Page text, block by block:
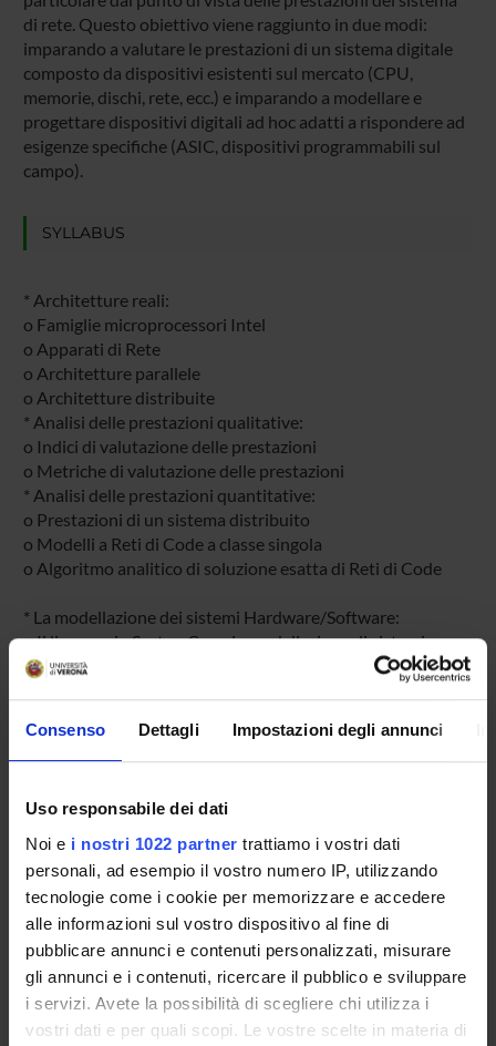
Consenso Dettagli Impostazioni degli annunci
Uso responsabile dei dati
Noi e i nostri 1022 partner trattiamo i vostri dati
personali, ad esempio il vostro numero IP, utilizzando
tecnologie come i cookie per memorizzare e accedere
alle informazioni sul vostro dispositivo al fine di
pubblicare annunci e contenuti personalizzati, misurare
gli annunci e i contenuti, ricercare il pubblico e sviluppare
i servizi. Avete la possibilità di scegliere chi utilizza i
vostri dati e per quali scopi. Le vostre scelte in materia di
di rete. Questo obiettivo viene raggiunto in due modi:
imparando a valutare le prestazioni di un sistema digitale
composto da dispositivi esistenti sul mercato (CPU,
memorie, dischi, rete, ecc.) e imparando a modellare e
progettare dispositivi digitali ad hoc adatti a rispondere ad
esigenze specifiche (ASIC, dispositivi programmabili sul
campo).
SYLLABUS
* Architetture reali:
o Famiglie microprocessori Intel
o Apparati di Rete
o Architetture parallele
o Architetture distribuite
* Analisi delle prestazioni qualitative:
o Indici di valutazione delle prestazioni
o Metriche di valutazione delle prestazioni
* Analisi delle prestazioni quantitative:
o Prestazioni di un sistema distribuito
o Modelli a Reti di Code a classe singola
o Algoritmo analitico di soluzione esatta di Reti di Code
* La modellazione dei sistemi Hardware/Software:
o Il linguaggio SystemC per la modellazione di sistemi
digitali
* Valutazione delle prestazioni dei sistemi digitali:
o Prestazioni di una rete
o Prestazioni di un sistema real-time
* Esperienze industriali:
o il caso Telefin
* Laboratorio:
o Modellazione/simulazione reti di code
o Modellazioni sistemi HW/SW in SystemC
o Modellazione reti in NS2
o Modellazione simulazione terminali mobili